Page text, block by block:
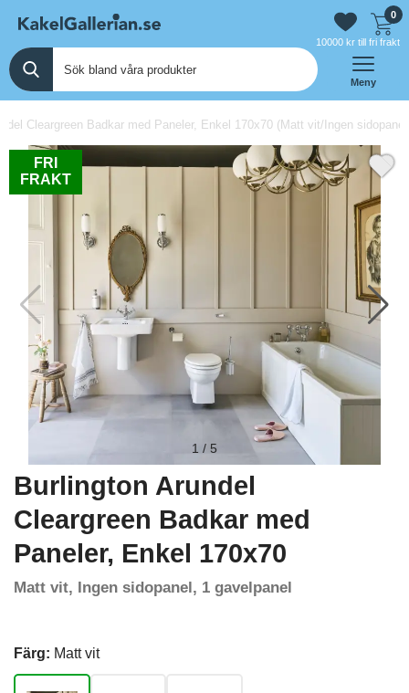
0
10000 kr till fri frakt
Meny
Cleargreen Badkar med Paneler, Enkel 170x70 (Matt vit/Ingen
FRI
FRAKT
1 / 5
Burlington Arundel
Cleargreen Badkar med
Paneler, Enkel 170x70
Matt vit, Ingen sidopanel, 1 gavelpanel
Färg: Matt vit